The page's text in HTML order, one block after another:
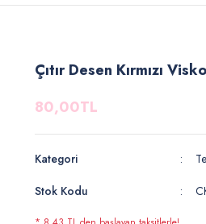
Çıtır Desen Kırmızı
80,00TL
Kategori
Stok Kodu